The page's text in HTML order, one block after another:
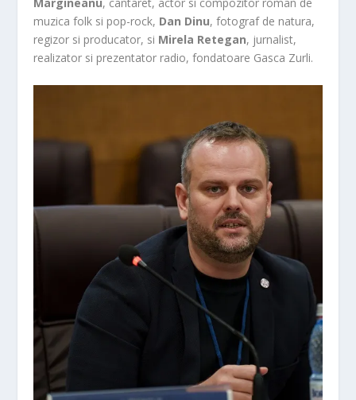
muzica folk si pop-rock, Dan Dinu, fotograf de natura,
regizor si producator, si Mirela Retegan, jurnalist,
realizator si prezentator radio, fondatoare Gasca Zurli.